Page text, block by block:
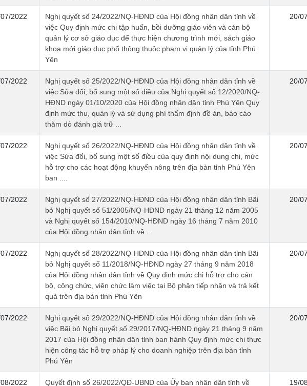
2022
Nghị quyết số 24/2022/NQ-HĐND của Hội đồng nhân dân tỉnh về
việc Quy định mức chi tập huấn, bồi dưỡng giáo viên và cán bộ
quản lý cơ sở giáo dục để thực hiện chương trình mới, sách giáo
khoa mới giáo dục phổ thông thuộc phạm vi quản lý của tỉnh Phú
Yên
20/
2022
Nghị quyết số 25/2022/NQ-HĐND của Hội đồng nhân dân tỉnh về
việc Sửa đổi, bổ sung một số điều của Nghị quyết số 12/2020/NQ-
HĐND ngày 01/10/2020 của Hội đồng nhân dân tỉnh Phú Yên Quy
định mức thu, quản lý và sử dụng phí thẩm định đề án, báo cáo
thăm dò đánh giá trữ ...
20/
2022
Nghị quyết số 26/2022/NQ-HĐND của Hội đồng nhân dân tỉnh về
việc Sửa đổi, bổ sung một số điều của quy định nội dung chi, mức
hỗ trợ cho các hoạt động khuyến nông trên địa bàn tỉnh Phú Yên
ban ....
20/
2022
Nghị quyết số 27/2022/NQ-HĐND của Hội đồng nhân dân tỉnh Bãi
bỏ Nghị quyết số 51/2005/NQ-HĐND ngày 21 tháng 12 năm 2005
và Nghị quyết số 154/2010/NQ-HĐND ngày 16 tháng 7 năm 2010
của Hội đồng nhân dân tỉnh về ...
20/
2022
Nghị quyết số 28/2022/NQ-HĐND của Hội đồng nhân dân tỉnh Bãi
bỏ Nghị quyết số 11/2018/NQ-HĐND ngày 27 tháng 9 năm 2018
của Hội đồng nhân dân tỉnh về Quy định mức chi hỗ trợ cho cán
bộ, công chức, viên chức làm việc tại Bộ phận tiếp nhận và trả kết
quả trên địa bàn tỉnh Phú Yên
20/
2022
Nghị quyết số 29/2022/NQ-HĐND của Hội đồng nhân dân tỉnh về
việc Bãi bỏ Nghị quyết số 29/2017/NQ-HĐND ngày 21 tháng 9 năm
2017 của Hội đồng nhân dân tỉnh ban hành Quy định mức chi thực
hiện công tác hỗ trợ pháp lý cho doanh nghiệp trên địa bàn tỉnh
Phú Yên
20/
2022 Quyết định số 26/2022/QĐ-UBND của Ủy ban nhân dân tỉnh về 19/